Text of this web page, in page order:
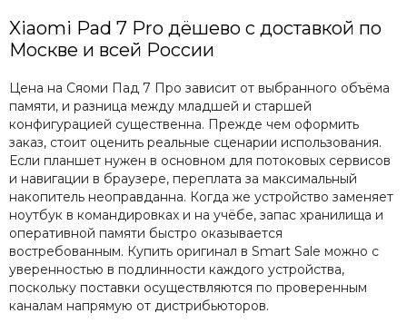
Xiaomi Pad 7 Pro дёшево с доставкой по
Москве и всей России
Цена на Сяоми Пад 7 Про зависит от выбранного объёма
памяти, и разница между младшей и старшей
конфигурацией существенна. Прежде чем оформить
заказ, стоит оценить реальные сценарии использования.
Если планшет нужен в основном для потоковых сервисов
и навигации в браузере, переплата за максимальный
накопитель неоправданна. Когда же устройство заменяет
ноутбук в командировках и на учёбе, запас хранилища и
оперативной памяти быстро оказывается
востребованным. Купить оригинал в Smart Sale можно с
уверенностью в подлинности каждого устройства,
поскольку поставки осуществляются по проверенным
каналам напрямую от дистрибьюторов.